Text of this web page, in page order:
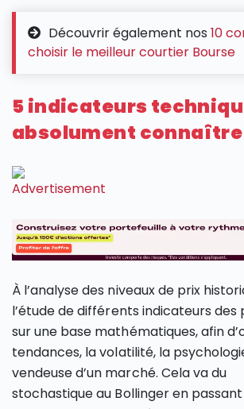
Découvrir également nos 10
choisir le meilleur courtier Bourse
5 indicateurs
absolument connaître
À l’analyse des niveaux de prix
l’étude de différents indicateurs des
sur une base mathématiques, afin
tendances, la volatilité, la
vendeuse d’un marché. Cela va du
stochastique au Bollinger en